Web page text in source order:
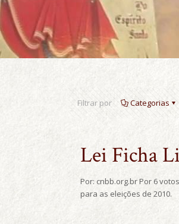
Filtrar por Categorias
Lei Ficha
Por: cnbb.org.br Por 6
para as eleições de 2010.